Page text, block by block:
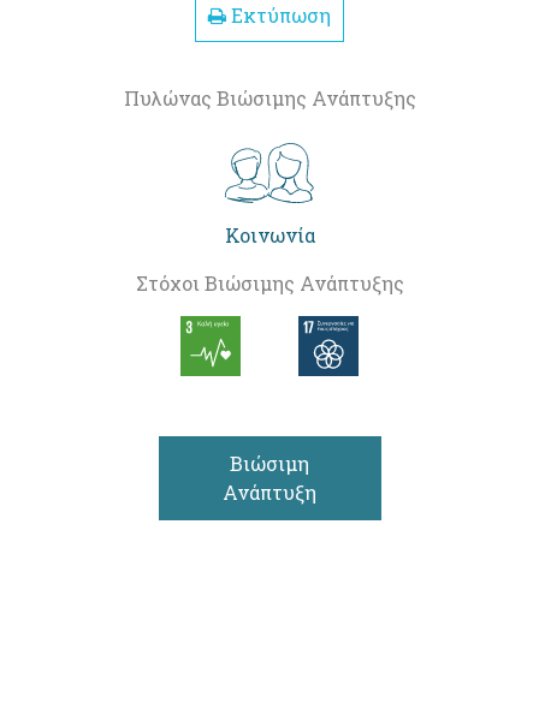
Εκτύπωση
Πυλώνας Βιώσιμης Ανάπτυξης
Κοινωνία
Στόχοι Βιώσιμης Ανάπτυξης
Βιώσιμη
Ανάπτυξη